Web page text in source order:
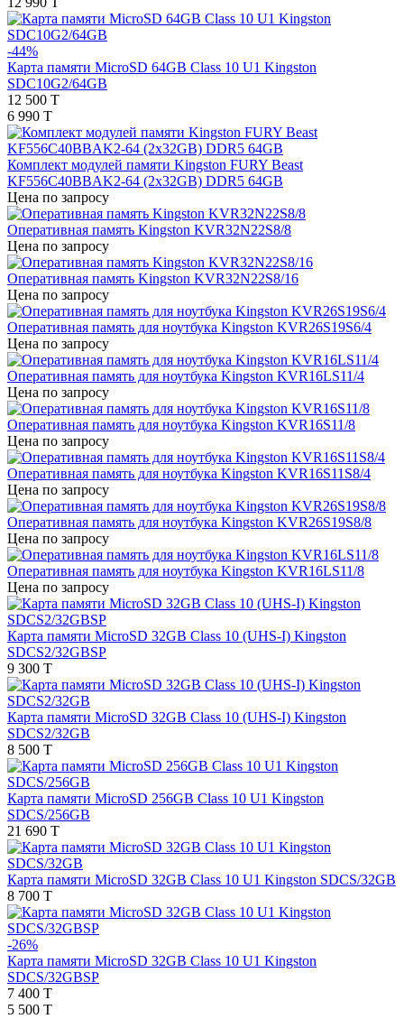
-44%
Карта памяти MicroSD 64GB Class 10 U1 Kingston
SDC10G2/64GB
12 500 T
6 990 T
Комплект модулей памяти Kingston FURY Beast
KF556C40BBAK2-64 (2x32GB) DDR5 64GB
Цена по запросу
Оперативная память Kingston KVR32N22S8/8
Цена по запросу
Оперативная память Kingston KVR32N22S8/16
Цена по запросу
Оперативная память для ноутбука Kingston KVR26S19S6/4
Цена по запросу
Оперативная память для ноутбука Kingston KVR16LS11/4
Цена по запросу
Оперативная память для ноутбука Kingston KVR16S11/8
Цена по запросу
Оперативная память для ноутбука Kingston KVR16S11S8/4
Цена по запросу
Оперативная память для ноутбука Kingston KVR26S19S8/8
Цена по запросу
Оперативная память для ноутбука Kingston KVR16LS11/8
Цена по запросу
Карта памяти MicroSD 32GB Class 10 (UHS-I) Kingston
SDCS2/32GBSP
9 300 T
Карта памяти MicroSD 32GB Class 10 (UHS-I) Kingston
SDCS2/32GB
8 500 T
Карта памяти MicroSD 256GB Class 10 U1 Kingston
SDCS/256GB
21 690 T
Карта памяти MicroSD 32GB Class 10 U1 Kingston SDCS/32GB
8 700 T
-26%
Карта памяти MicroSD 32GB Class 10 U1 Kingston
SDCS/32GBSP
7 400 T
5 500 T